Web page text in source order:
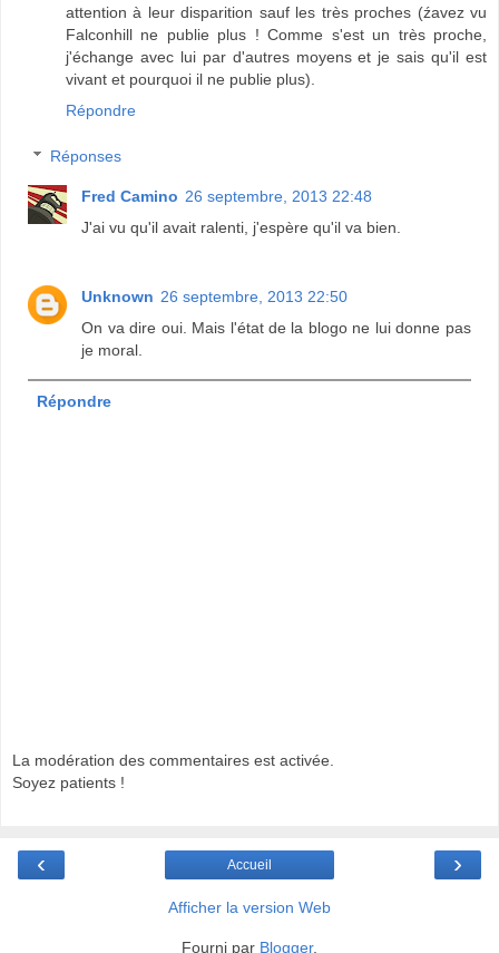
attention à leur disparition sauf les très proches (źavez vu
Falconhill ne publie plus ! Comme s'est un très proche,
j'échange avec lui par d'autres moyens et je sais qu'il est
vivant et pourquoi il ne publie plus).
Répondre
Réponses
Fred Camino 26 septembre, 2013 22:48
J'ai vu qu'il avait ralenti, j'espère qu'il va bien.
Unknown 26 septembre, 2013 22:50
On va dire oui. Mais l'état de la blogo ne lui donne pas
je moral.
Répondre
La modération des commentaires est activée.
Soyez patients !
‹ ›
Accueil
Afficher la version Web
Fourni par Blogger.